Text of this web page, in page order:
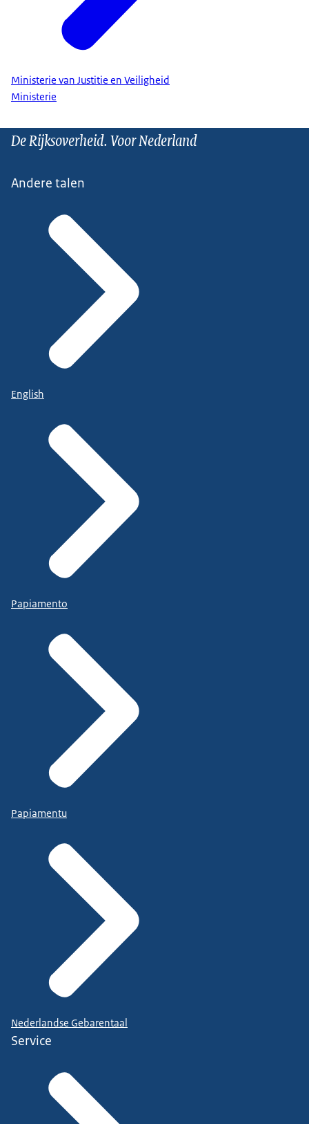
Ministerie van Justitie en Veiligheid
Ministerie
De Rijksoverheid. Voor Nederland
Andere talen
English
Papiamento
Papiamentu
Nederlandse Gebarentaal
Service